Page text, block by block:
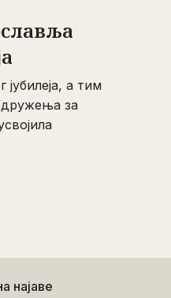
јубилеја, а тим
за
најаве